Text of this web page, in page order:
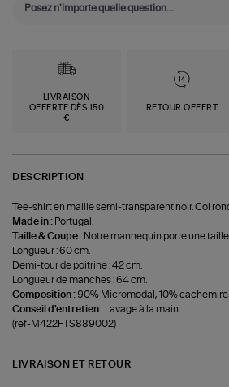
LIVRAISON
OFFERTE DÈS 150
€
RETOUR OFFERT
DESCRIPTION
Tee-shirt en maille semi-transparent noir. Col
Made in : Portugal.
Taille & Coupe : Notre mannequin porte une taille
Longueur : 60 cm.
Demi-tour de poitrine : 42 cm.
Longueur de manches : 64 cm.
Composition : 90% Micromodal, 10% cachemire.
Conseil d'entretien :
Lavage à la main.
(ref-M422FTS889002)
LIVRAISON ET RETOUR